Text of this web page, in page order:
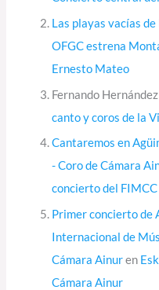
Las playas vacías
OFGC estrena
Ernesto Mateo
Fernando
canto y coros de la
Cantaremos en
- Coro de Cámara
concierto del FIMCC
Primer concierto de
Internacional de
Cámara Ainuren
Cámara Ainur